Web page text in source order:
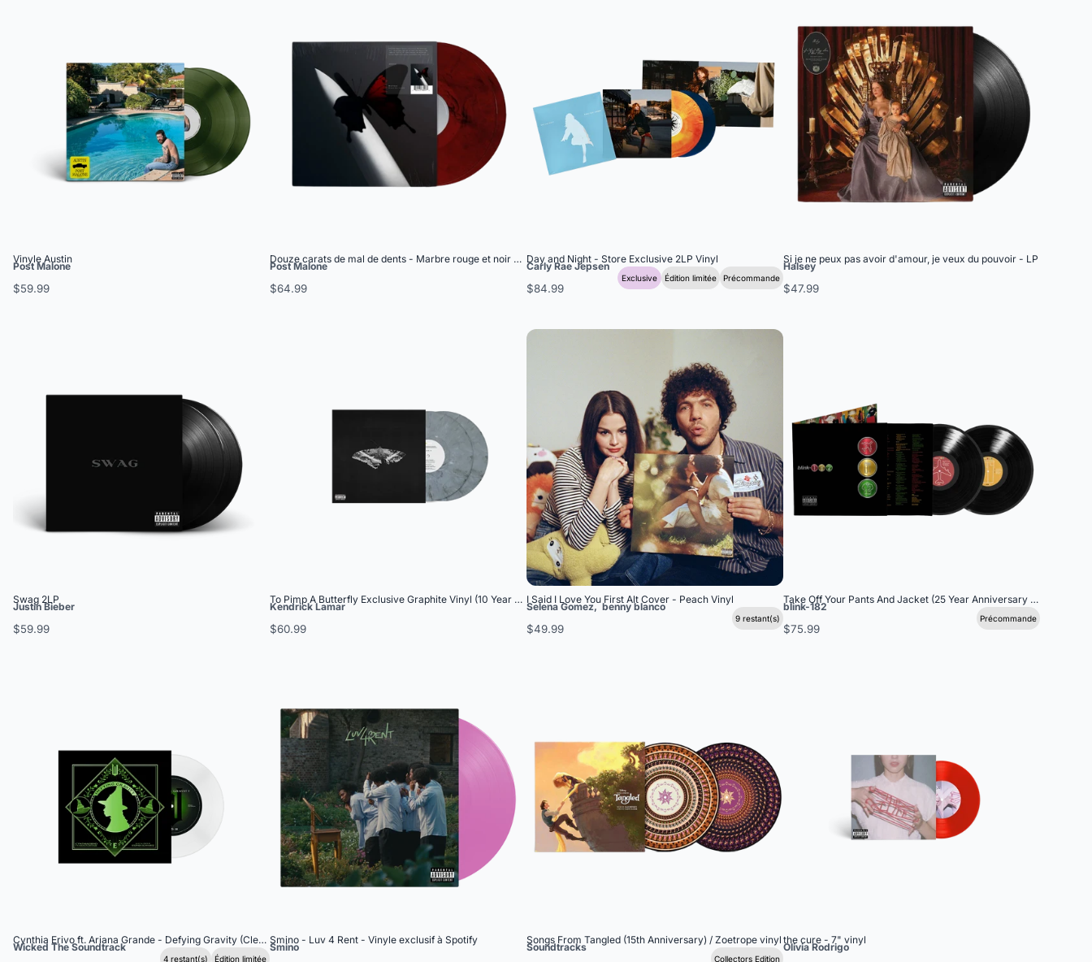
Vinyle Austin
Post Malone
$59.99
Douze carats de mal de dents - Marbre rouge et noir 2LP
Post Malone
$64.99
Day and Night - Store Exclusive 2LP Vinyl
Carly Rae Jepsen
$84.99
Exclusive Édition limitée Précommande
Si je ne peux pas avoir d'amour, je veux du pouvoir - LP
Halsey
$47.99
Swag 2LP
Justin Bieber
$59.99
To Pimp A Butterfly Exclusive Graphite Vinyl (10 Year Anniversary Edition) - Alternate Artwork
Kendrick Lamar
$60.99
I Said I Love You First Alt Cover - Peach Vinyl
Selena Gomez, benny blanco
$49.99
9 restant(s)
Take Off Your Pants And Jacket (25 Year Anniversary Edition) 2LP
blink-182
$75.99
Précommande
Cynthia Erivo ft. Ariana Grande - Defying Gravity (Clear Vinyl) 7"
Wicked The Soundtrack
4 restant(s) Édition limitée
Smino - Luv 4 Rent - Vinyle exclusif à Spotify
Smino
Songs From Tangled (15th Anniversary) / Zoetrope vinyl
Soundtracks
Collectors Edition
the cure - 7" vinyl
Olivia Rodrigo